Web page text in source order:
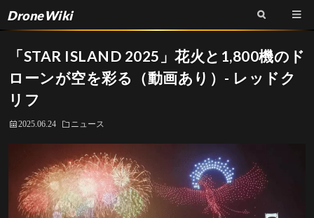
DroneWiki
「STAR ISLAND 2025」花火と1,800機のド
ローンが空を彩る（動画あり）- レッドク
リフ
2025.06.24 ニュース